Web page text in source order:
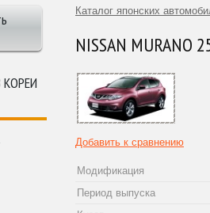
Каталог японских
NISSAN MURANO
Добавить к сравнению
Модификация
Период выпуска